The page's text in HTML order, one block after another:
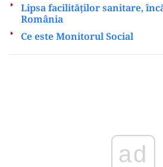
Lipsa facilităților sanitare,
România
Ce este Monitorul Social